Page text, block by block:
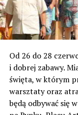
Od 26 do 28
i dobrej zabawy.
święta, w którym
warsztaty oraz
będą odbywać się